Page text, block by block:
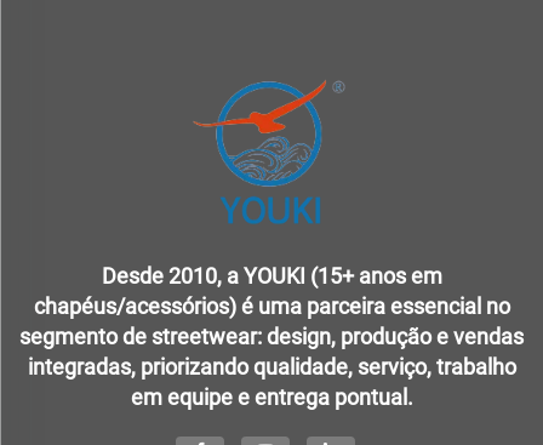
Desde 2010, a YOUKI (15+ anos em
chapéus/acessórios) é uma parceira essencial no
segmento de streetwear: design, produção e vendas
integradas, priorizando qualidade, serviço, trabalho
em equipe e entrega pontual.